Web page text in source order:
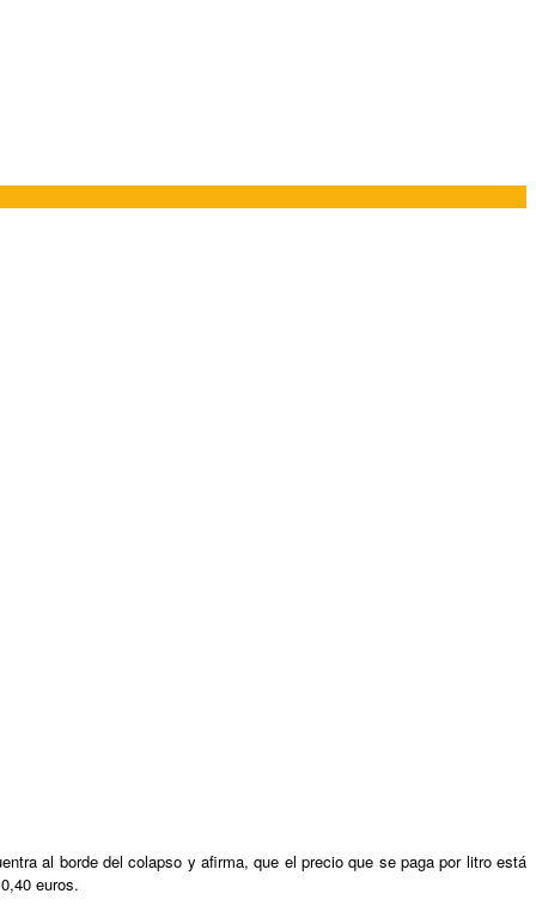
al borde del colapso y afirma, que el precio que se paga por litro está
euros.